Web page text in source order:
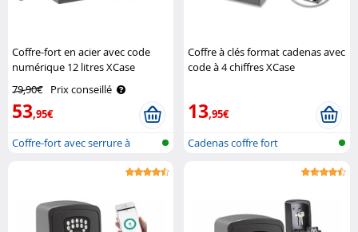
Coffre-fort en acier avec code
numérique 12 litres XCase
79,90€ Prix conseillé
53,95€
Coffre-fort avec serrure à
Coffre à clés format cadenas avec
code à 4 chiffres XCase
13,95€
Cadenas coffre fort